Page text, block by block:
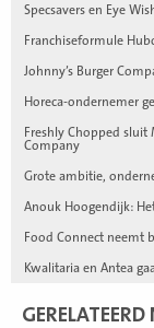
Specsavers en Eye
Franchiseformule
Johnny’s Burger
Horeca-ondernemer
Freshly Chopped sluit
Company
Grote ambitie,
Anouk Hoogendijk:
Food Connect neemt
Kwalitaria en Antea